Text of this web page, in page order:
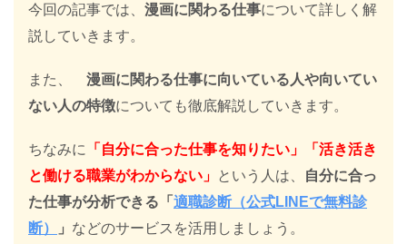
今回の記事では、 漫画に関わる仕事について詳しく解
説していきます。
また、 漫画に関わる仕事に向いている人や向いてい
ない人の特徴についても徹底解説していきます。
ちなみに
「自分に合った仕事を知りたい」「活き活き
と働ける職業がわからない」 という人は、
自分に合っ
た仕事が分析できる「 適職診断（公式LINEで無料診
断）
」 などのサービスを活用しましょう。